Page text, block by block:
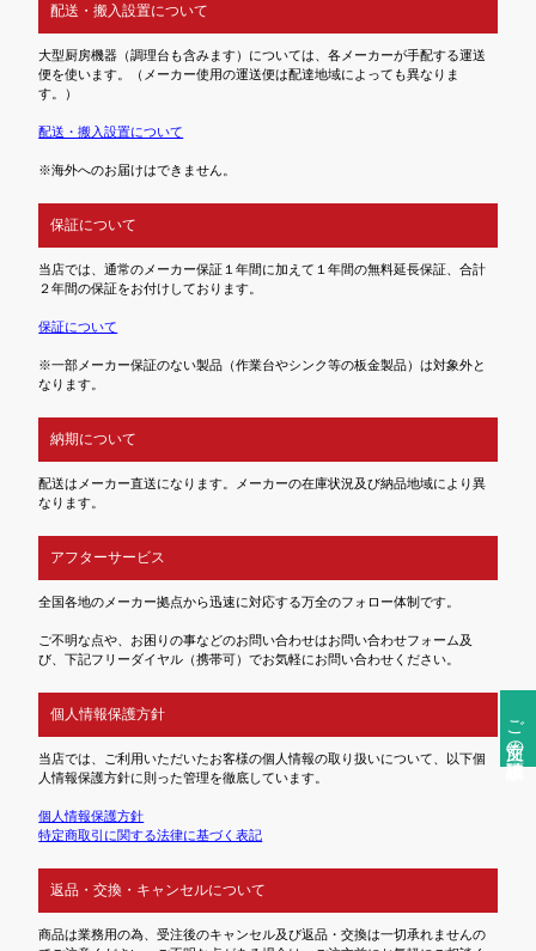
ご注文前の確認事項
配送・搬入設置について
大型厨房機器（調理台も含みます）については、各メーカーが手配する運送
便を使います。（メーカー使用の運送便は配達地域によっても異なりま
す。）
配送・搬入設置について
※海外へのお届けはできません。
保証について
当店では、通常のメーカー保証１年間に加えて１年間の無料延長保証、合計
２年間の保証をお付けしております。
保証について
※一部メーカー保証のない製品（作業台やシンク等の板金製品）は対象外と
なります。
納期について
配送はメーカー直送になります。メーカーの在庫状況及び納品地域により異
なります。
アフターサービス
全国各地のメーカー拠点から迅速に対応する万全のフォロー体制です。
ご不明な点や、お困りの事などのお問い合わせはお問い合わせフォーム及
び、下記フリーダイヤル（携帯可）でお気軽にお問い合わせください。
個人情報保護方針
当店では、ご利用いただいたお客様の個人情報の取り扱いについて、以下個
人情報保護方針に則った管理を徹底しています。
個人情報保護方針
特定商取引に関する法律に基づく表記
返品・交換・キャンセルについて
商品は業務用の為、受注後のキャンセル及び返品・交換は一切承れませんの